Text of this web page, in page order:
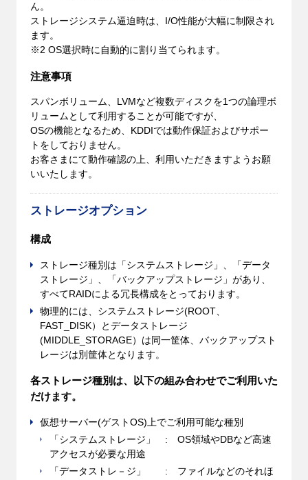
ん。
ストレージシステム逼迫時は、I/O性能が大幅に制限され
ます。
※2 OS選択時に自動的に割り当てられます。
注意事項
スパンボリューム、LVMなど複数ディスクを1つの論理ボ
リュームとして利用することが可能ですが、
OSの機能となるため、KDDIでは動作保証およびサポー
トをしておりません。
お客さまにて動作確認の上、利用いただきますようお願
いいたします。
ストレージオプション
構成
ストレージ種別は「システムストレージ」、「データ
ストレージ」、「バックアップストレージ」があり、
すべてRAIDによる冗長構成をとっております。
物理的には、システムストレージ(ROOT、
FAST_DISK）とデータストレージ
(MIDDLE_STORAGE）は同一筐体、バックアップスト
レージは別筐体となります。
各ストレージ種別は、以下の組み合わせでご利用いた
だけます。
仮想サーバー(ゲストOS)上でご利用可能な種別
「システムストレージ」 : OS領域やDBなど高速
アクセスが必要な用途
「データストレ－ジ」 : ファイルなどのそれほ